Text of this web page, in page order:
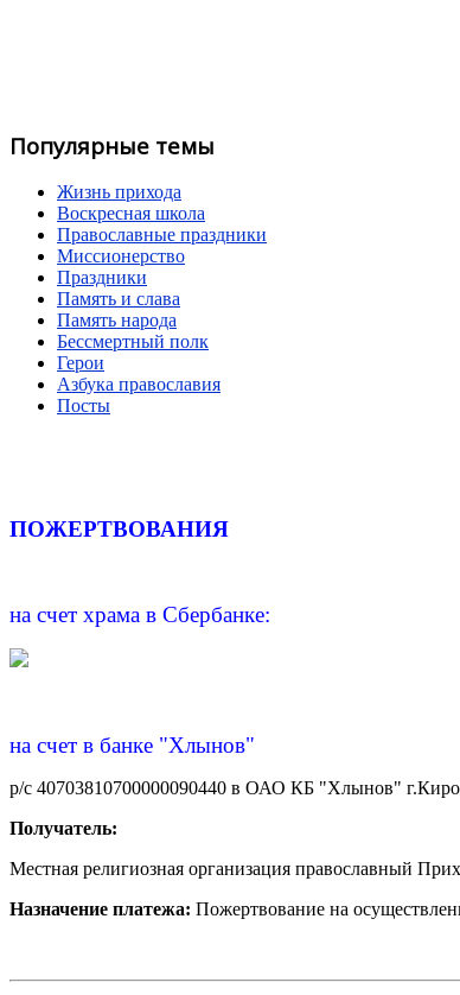
Популярные темы
Жизнь прихода
Воскресная школа
Православные праздники
Миссионерство
Праздники
Память и слава
Память народа
Бессмертный полк
Герои
Азбука православия
Посты
ПОЖЕРТВОВАНИЯ
на счет храма в Сбербанке:
на счет в банке "Хлынов"
р/с 40703810700000090440 в ОАО КБ "Хлынов"
Получатель:
Местная религиозная организация православный
Назначение платежа: Пожертвование на